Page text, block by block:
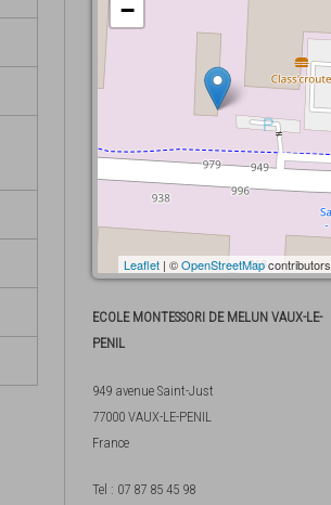
−
Leaflet | ©OpenStreetMapcontributors
ECOLE MONTESSORI DE MELUN VAUX-LE-
PENIL
949 avenue Saint-Just
77000 VAUX-LE-PENIL
France
Tel : 07 87 85 45 98